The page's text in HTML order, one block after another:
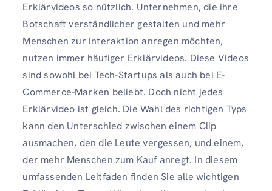
Erklärvideos so nützlich. Unternehmen, die ihre
Botschaft verständlicher gestalten und mehr
Menschen zur Interaktion anregen möchten,
nutzen immer häufiger Erklärvideos. Diese Videos
sind sowohl bei Tech-Startups als auch bei E-
Commerce-Marken beliebt. Doch nicht jedes
Erklärvideo ist gleich. Die Wahl des richtigen Typs
kann den Unterschied zwischen einem Clip
ausmachen, den die Leute vergessen, und einem,
der mehr Menschen zum Kauf anregt. In diesem
umfassenden Leitfaden finden Sie alle wichtigen